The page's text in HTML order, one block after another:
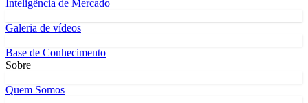
Inteligência de Mercado
Galeria de vídeos
Base de Conhecimento
Sobre
Quem Somos